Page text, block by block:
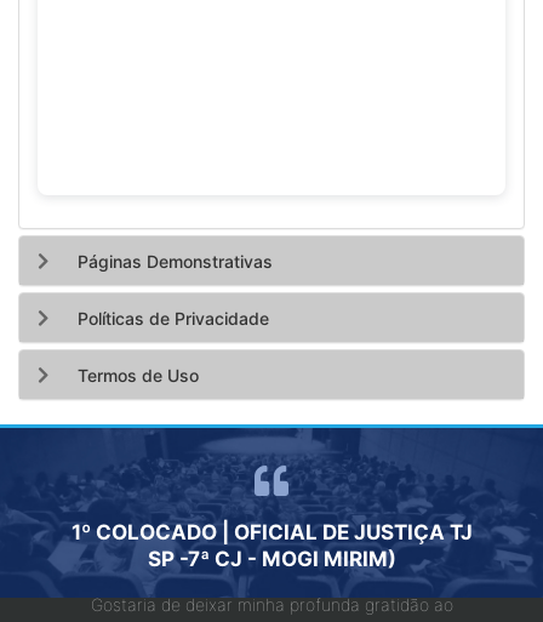
Páginas Demonstrativas
Políticas de Privacidade
Termos de Uso
1º COLOCADO | OFICIAL DE JUSTIÇA TJ
SP -7ª CJ - MOGI MIRIM)
Gostaria de deixar minha profunda gratidão ao
Adquiri